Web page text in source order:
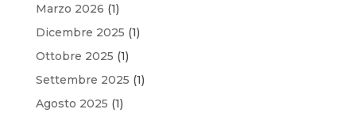
Marzo 2026 (1)
Dicembre 2025 (1)
Ottobre 2025 (1)
Settembre 2025 (1)
Agosto 2025 (1)